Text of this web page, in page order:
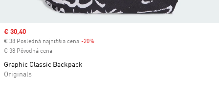
Sale price
€ 30,40
€ 38 Posledná najnižšia cena -20%
€ 38 Pôvodná cena
Graphic Classic Backpack
Originals